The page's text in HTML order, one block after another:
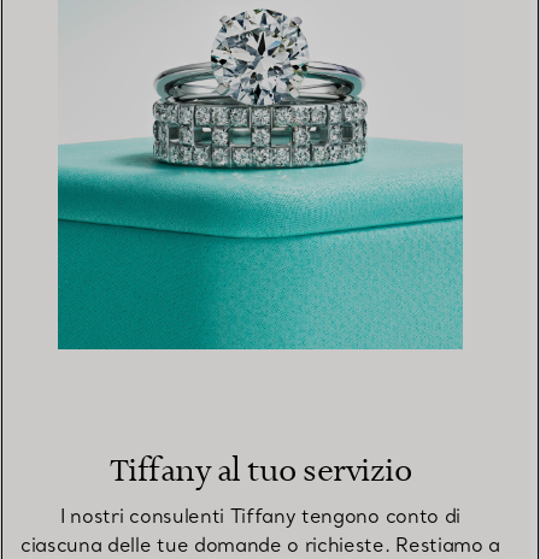
Tiffany al tuo servizio
I nostri consulenti Tiffany tengono conto di
ciascuna delle tue domande o richieste. Restiamo a